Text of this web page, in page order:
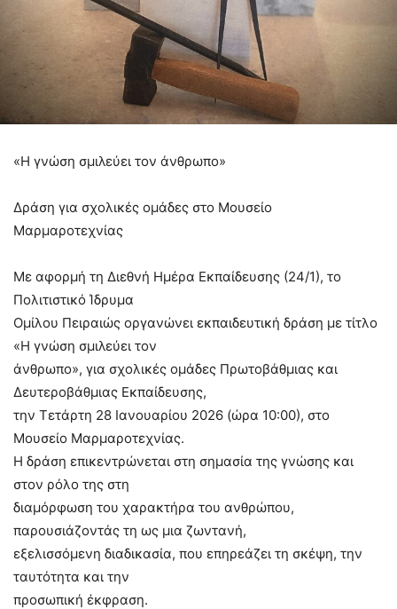
«Η γνώση σμιλεύει τον άνθρωπο»
Δράση για σχολικές ομάδες στο Μουσείο
Μαρμαροτεχνίας
Με αφορμή τη Διεθνή Ημέρα Εκπαίδευσης (24/1), το
Πολιτιστικό Ίδρυμα
Ομίλου Πειραιώς οργανώνει εκπαιδευτική δράση με τίτλο
«Η γνώση σμιλεύει τον
άνθρωπο», για σχολικές ομάδες Πρωτοβάθμιας και
Δευτεροβάθμιας Εκπαίδευσης,
την Τετάρτη 28 Ιανουαρίου 2026 (ώρα 10:00), στο
Μουσείο Μαρμαροτεχνίας.
Η δράση επικεντρώνεται στη σημασία της γνώσης και
στον ρόλο της στη
διαμόρφωση του χαρακτήρα του ανθρώπου,
παρουσιάζοντάς τη ως μια ζωντανή,
εξελισσόμενη διαδικασία, που επηρεάζει τη σκέψη, την
ταυτότητα και την
προσωπική έκφραση.